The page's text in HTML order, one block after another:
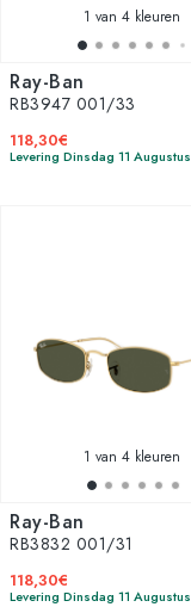
1 van 4 kleuren
Ray-Ban
RB3947 001/33
118,30€
Levering Dinsdag 11 Augustus
1 van 4 kleuren
Ray-Ban
RB3832 001/31
118,30€
Levering Dinsdag 11 Augustus